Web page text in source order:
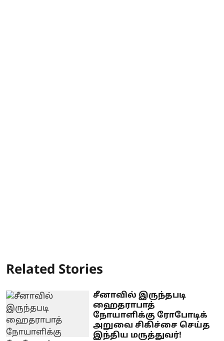
Related Stories
சீனாவில் இருந்தபடி
ஹைதராபாத்
நோயாளிக்கு ரோபோடிக்
அறுவை சிகிச்சை செய்த
இந்திய மருத்துவர்!